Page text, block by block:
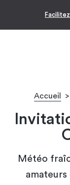
Accueil >
Météo